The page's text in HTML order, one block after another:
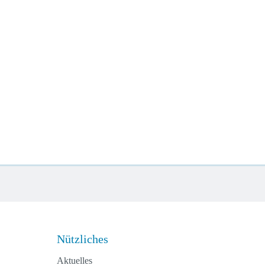
Nützliches
Aktuelles